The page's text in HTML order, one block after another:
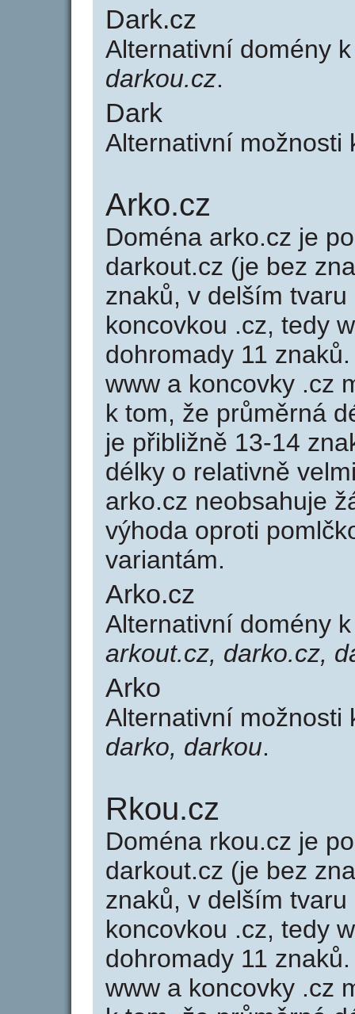
Dark.cz
Alternativní domény
darkou.cz.
Dark
Alternativní
Arko.cz
Doména arko.cz je
darkout.cz (je bez
znaků, v delším
koncovkou .cz, tedy
dohromady 11
www a koncovky .cz
k tom, že průměrná
je přibližně 13-14
délky o relativně
arko.cz neobsahuje
výhoda oproti
variantám.
Arko.cz
Alternativní domény
arkout.cz, darko.cz,
Arko
Alternativní
darko, darkou.
Rkou.cz
Doména rkou.cz je
darkout.cz (je bez
znaků, v delším
koncovkou .cz, tedy
dohromady 11
www a koncovky .cz